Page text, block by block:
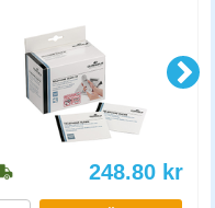
248.80 kr